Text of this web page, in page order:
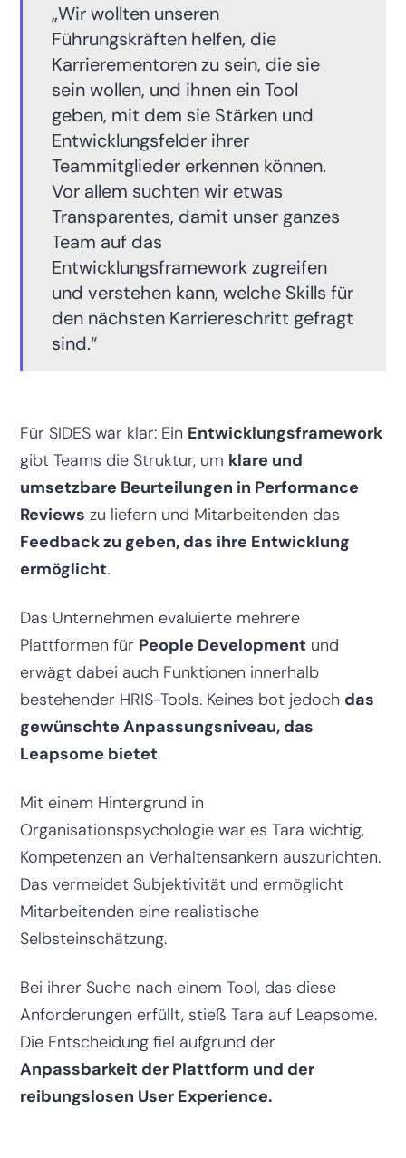
„Wir wollten unseren
Führungskräften helfen, die
Karrierementoren zu sein, die sie
sein wollen, und ihnen ein Tool
geben, mit dem sie Stärken und
Entwicklungsfelder ihrer
Teammitglieder erkennen können.
Vor allem suchten wir etwas
Transparentes, damit unser ganzes
Team auf das
Entwicklungsframework zugreifen
und verstehen kann, welche Skills für
den nächsten Karriereschritt gefragt
sind.“
Für SIDES war klar: Ein Entwicklungsframework
gibt Teams die Struktur, um klare und
umsetzbare Beurteilungen in Performance
Reviews zu liefern und Mitarbeitenden das
Feedback zu geben, das ihre Entwicklung
ermöglicht.
Das Unternehmen evaluierte mehrere
Plattformen für People Development und
erwägt dabei auch Funktionen innerhalb
bestehender HRIS-Tools. Keines bot jedoch das
gewünschte Anpassungsniveau, das
Leapsome bietet.
Mit einem Hintergrund in
Organisationspsychologie war es Tara wichtig,
Kompetenzen an Verhaltensankern auszurichten.
Das vermeidet Subjektivität und ermöglicht
Mitarbeitenden eine realistische
Selbsteinschätzung.
Bei ihrer Suche nach einem Tool, das diese
Anforderungen erfüllt, stieß Tara auf Leapsome.
Die Entscheidung fiel aufgrund der
Anpassbarkeit der Plattform und der
reibungslosen User Experience.